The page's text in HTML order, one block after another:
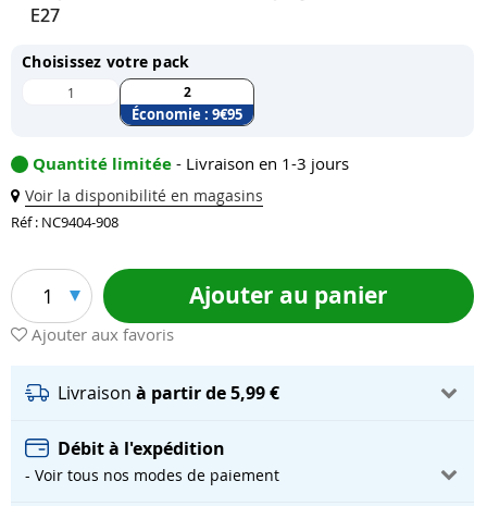
E27
Choisissez votre pack
1 2
Économie : 9€95
Quantité limitée - Livraison en 1-3 jours
Voir la disponibilité en magasins
Réf : NC9404-908
1 Ajouter au panier
Ajouter aux favoris
Livraison à partir de 5,99 €
Débit à l'expédition
- Voir tous nos modes de paiement